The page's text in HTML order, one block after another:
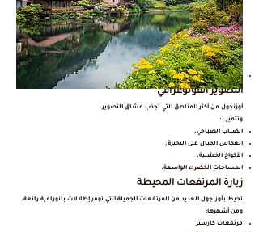
الاستمتاع بالطبيعة الهادئة.
التصوير الفوتوغرافي
أوزنجول من أكثر المناطق التي تجذب عشاق التصوير.
وتتميز بـ:
الضباب الصباحي.
انعكاس الجبال على البحيرة.
الأكواخ الخشبية.
المساحات الخضراء الواسعة.
زيارة المرتفعات المحيطة
تحيط بأوزنجول العديد من المرتفعات الجميلة التي توفر إطلالات بانورامية رائعة.
ومن أشهرها:
مرتفعات كارستر